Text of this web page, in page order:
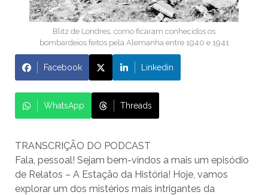
Blitz de Londres, como ficaram conhecidos os
bombardeios feitos pela Alemanha entre 1940 e 1941
Facebook Linkedin
WhatsApp Threads
TRANSCRIÇÃO DO PODCAST
Fala, pessoal! Sejam bem-vindos a mais um episódio
de Relatos – A Estação da História! Hoje, vamos
explorar um dos mistérios mais intrigantes da